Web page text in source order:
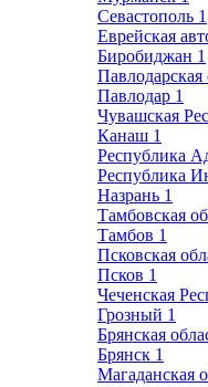
Севастополь 1
Еврейская
Биробиджан 1
Павлодарская
Павлодар 1
Чувашская
Канаш 1
Республика
Республика
Назрань 1
Тамбовская
Тамбов 1
Псковская
Псков 1
Чеченская
Грозный 1
Брянская
Брянск 1
Магаданская